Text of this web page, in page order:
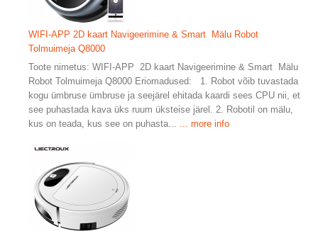
WIFI-APP 2D kaart Navigeerimine & Smart Mälu Robot
Tolmuimeja Q8000
Toote nimetus: WIFI-APP 2D kaart Navigeerimine & Smart Mälu
Robot Tolmuimeja Q8000 Eriomadused: 1. Robot võib tuvastada
kogu ümbruse ümbruse ja seejärel ehitada kaardi sees CPU nii, et
see puhastada kava üks ruum üksteise järel. 2. Robotil on mälu,
kus on teada, kus see on puhasta...
... more info